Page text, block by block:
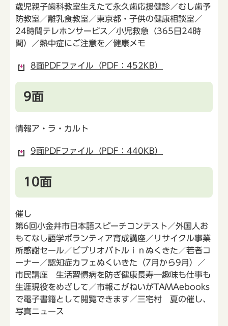
歳児親子歯科教室生えたて永久歯応援健診／むし歯予
防教室／離乳食教室／東京都・子供の健康相談室／
24時間テレホンサービス／小児救急（365日24時
間）／熱中症にご注意を／健康メモ
8面PDFファイル（PDF：452KB）
9面
情報ア・ラ・カルト
9面PDFファイル（PDF：440KB）
10面
催し
第6回小金井市日本語スピーチコンテスト／外国人お
もてなし語学ボランティア育成講座／リサイクル事業
所感謝セール／ビブリオバトルｉｎぬくきた／若者コ
ーナー／認知症カフェぬくいきた（7月から9月）／
市民講座 生活習慣病を防ぎ健康長寿―趣味も仕事も
生涯現役をめざして／市報こがねいがTAMAebooks
で電子書籍として閲覧できます／三宅村 夏の催し、
写真ニュース